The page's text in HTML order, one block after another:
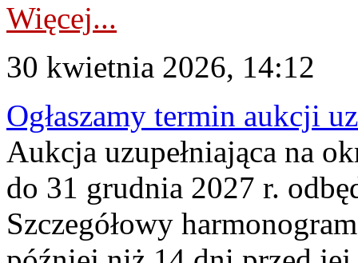
Więcej...
30 kwietnia 2026, 14:12
Ogłaszamy termin aukcji
Aukcja uzupełniająca na
do 31 grudnia 2027 r.
Szczegółowy